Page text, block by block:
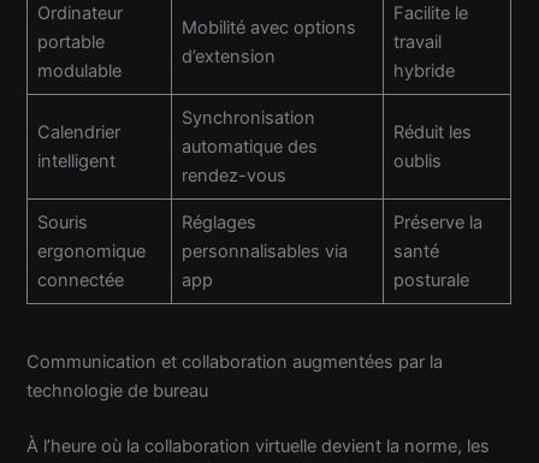
Ordinateur
portable
modulable
Mobilité avec options
d’extension
Facilite le
travail
hybride
Calendrier
intelligent
Synchronisation
automatique des
rendez-vous
Réduit les
oublis
Souris
ergonomique
connectée
Réglages
personnalisables via
app
Préserve la
santé
posturale
Communication et collaboration augmentées par la
technologie de bureau
À l’heure où la collaboration virtuelle devient la norme, les